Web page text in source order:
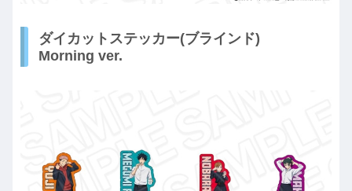
ダイカットステッカー(ブラインド)
Morning ver.